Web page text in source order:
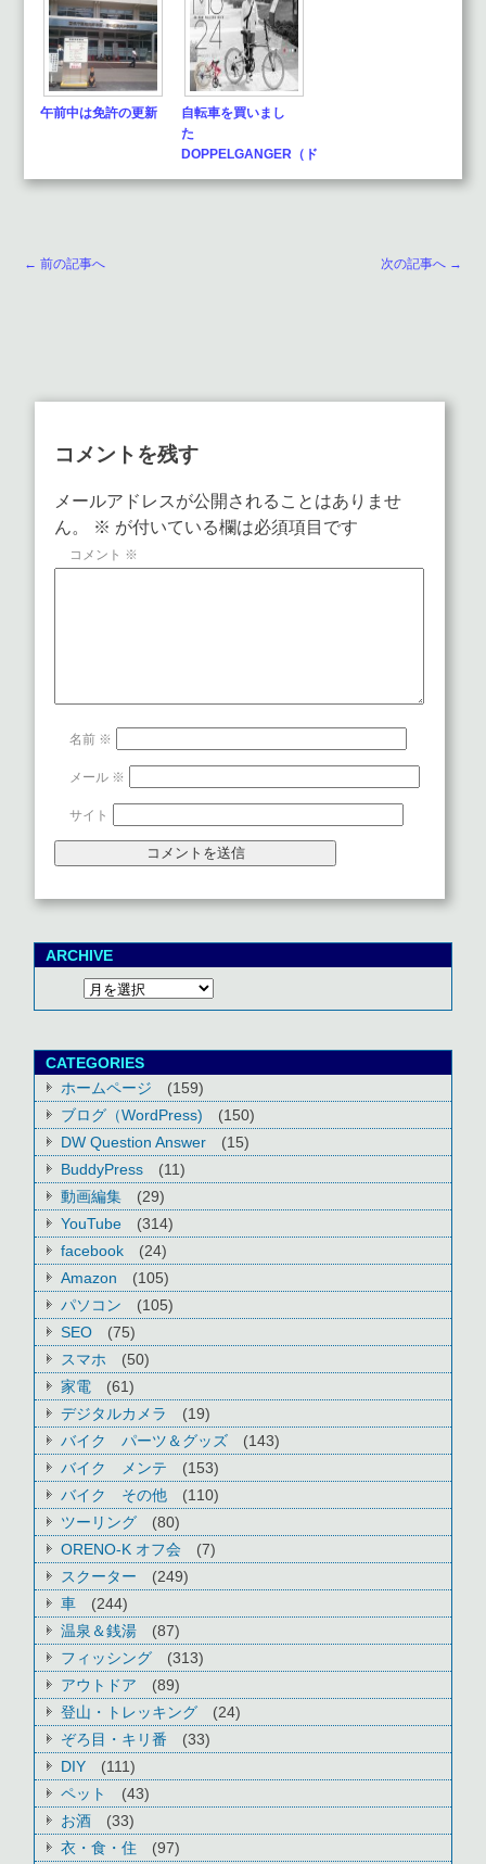
午前中は免許の更新
自転車を買いまし
た
DOPPELGANGER（ド
← 前の記事へ 次の記事へ →
コメントを残す
メールアドレスが公開されることはありませ
ん。
※ が付いている欄は必須項目です
コメント ※
名前 ※
メール ※
サイト
ARCHIVE
CATEGORIES
ホームページ
(159)
ブログ（WordPress)
(150)
DW Question Answer
(15)
BuddyPress
(11)
動画編集
(29)
YouTube
(314)
facebook
(24)
Amazon
(105)
パソコン
(105)
SEO
(75)
スマホ
(50)
家電
(61)
デジタルカメラ
(19)
バイク パーツ＆グッズ
(143)
バイク メンテ
(153)
バイク その他
(110)
ツーリング
(80)
ORENO-K オフ会
(7)
スクーター
(249)
車
(244)
温泉＆銭湯
(87)
フィッシング
(313)
アウトドア
(89)
登山・トレッキング
(24)
ぞろ目・キリ番
(33)
DIY
(111)
ペット
(43)
お酒
(33)
衣・食・住
(97)